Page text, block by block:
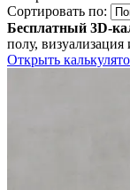
Сортировать по:
Бесплатный 3D-
полу,
Открыть